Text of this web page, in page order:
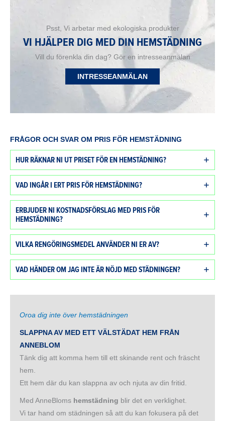
Psst, Vi arbetar med ekologiska produkter
VI HJÄLPER DIG MED DIN HEMSTÄDNING
Vill du förenkla din dag? Gör en intresseanmälan
INTRESSEANMÄLAN
FRÅGOR OCH SVAR OM PRIS FÖR HEMSTÄDNING
HUR RÄKNAR NI UT PRISET FÖR EN HEMSTÄDNING?
VAD INGÅR I ERT PRIS FÖR HEMSTÄDNING?
ERBJUDER NI KOSTNADSFÖRSLAG MED PRIS FÖR
HEMSTÄDNING?
VILKA RENGÖRINGSMEDEL ANVÄNDER NI ER AV?
VAD HÄNDER OM JAG INTE ÄR NÖJD MED STÄDNINGEN?
Oroa dig inte över hemstädningen
SLAPPNA AV MED ETT VÄLSTÄDAT HEM FRÅN
ANNEBLOM
Tänk dig att komma hem till ett skinande rent och fräscht
hem.
Ett hem där du kan slappna av och njuta av din fritid.
Med AnneBloms hemstädning blir det en verklighet.
Vi tar hand om städningen så att du kan fokusera på det